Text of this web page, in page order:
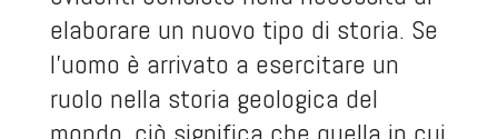
elaborare un nuovo tipo di storia. Se
l’uomo è arrivato a esercitare un
ruolo nella storia geologica del